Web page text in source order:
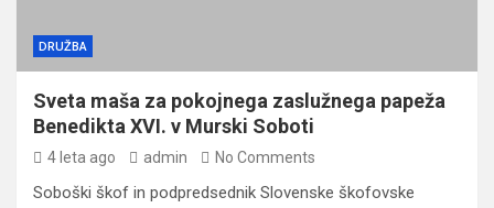
DRUŽBA
Sveta maša za pokojnega zaslužnega papeža
Benedikta XVI. v Murski Soboti
4 leta ago admin No Comments
Soboški škof in podpredsednik Slovenske škofovske